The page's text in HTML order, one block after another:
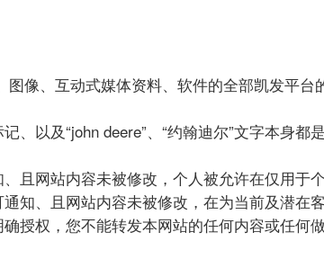
像、互动式媒体资料、软件的全部凯发平台
以及“john deere”、“约翰迪尔”文字本身都
且网站内容未被修改，个人被允许在仅用
知、且网站内容未被修改，在为当前及潜
授权，您不能转发本网站的任何内容或任何